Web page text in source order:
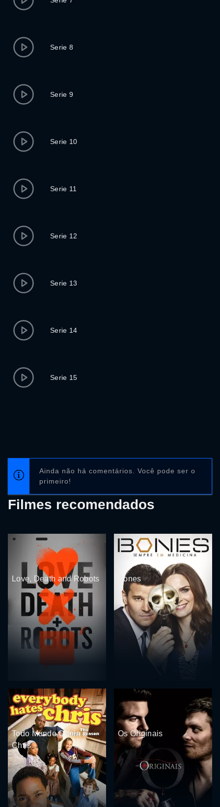
Serie 8
Serie 9
Serie 10
Serie 11
Serie 12
Serie 13
Serie 14
Serie 15
Ainda não há comentários. Você pode ser o
primeiro!
Filmes recomendados
Love, Death and Robots Bones
Todo Mundo Odeia o
Chris
Os Originais